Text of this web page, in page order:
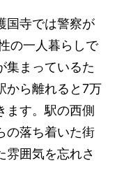
国寺では警察が
の一人暮らしで
集まっているた
から離れると7万
ます。駅の西側
の落ち着いた街
雰囲気を忘れさ